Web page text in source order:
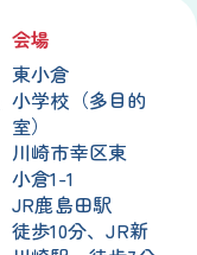
会場
東小倉
小学校 （多目的
室）
川崎市幸区東
小倉1-1
JR鹿島田駅
徒歩10分、JR新